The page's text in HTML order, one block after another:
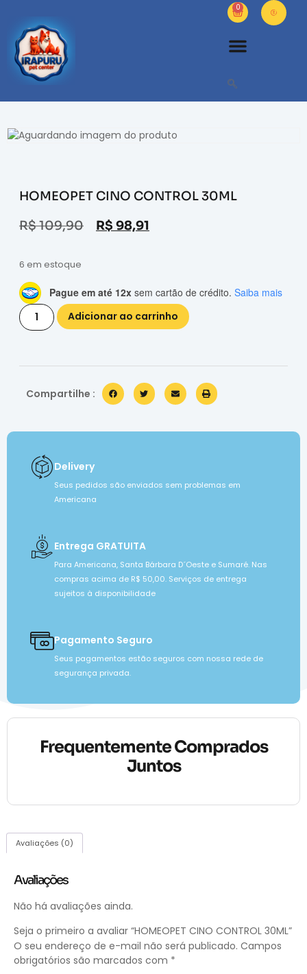
0
HOMEOPET CINO CONTROL 30ML
R$109,90 R$ 98,91
6 em estoque
Pague em até 12x sem cartão de crédito. Saiba mais
Adicionar ao carrinho
Compartilhe :
Delivery
Seus pedidos são enviados sem problemas em
Americana
Entrega GRATUITA
Para Americana, Santa Bárbara D´Oeste e Sumaré. Nas
compras acima de R$ 50,00. Serviços de entrega
sujeitos à disponibilidade
Pagamento Seguro
Seus pagamentos estão seguros com nossa rede de
segurança privada.
Frequentemente Comprados
Juntos
Avaliações (0)
Avaliações
Não há avaliações ainda.
Seja o primeiro a avaliar “HOMEOPET CINO CONTROL 30ML”
O seu endereço de e-mail não será publicado. Campos
obrigatórios são marcados com *